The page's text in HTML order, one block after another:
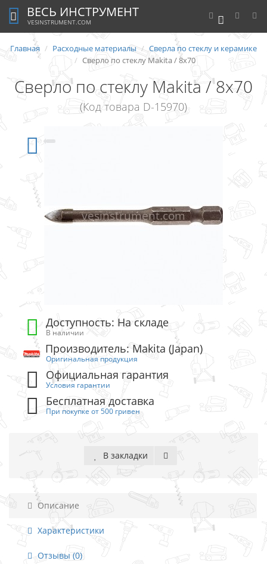
0
ВЕСЬ ИНСТРУМЕНТ
VESINSTRUMENT.COM
Главная Расходные материалы
Сверла по стеклу и керамике
Сверло по стеклу Makita / 8х70
Сверло по стеклу Makita / 8х70
(Код товара D-15970)
Доступность: На складе
В наличии
Производитель: Makita (Japan)
Оригинальная продукция
Официальная гарантия
Условия гарантии
Бесплатная доставка
При покупке от 500 гривен
В закладки
Описание
Характеристики
Отзывы (0)